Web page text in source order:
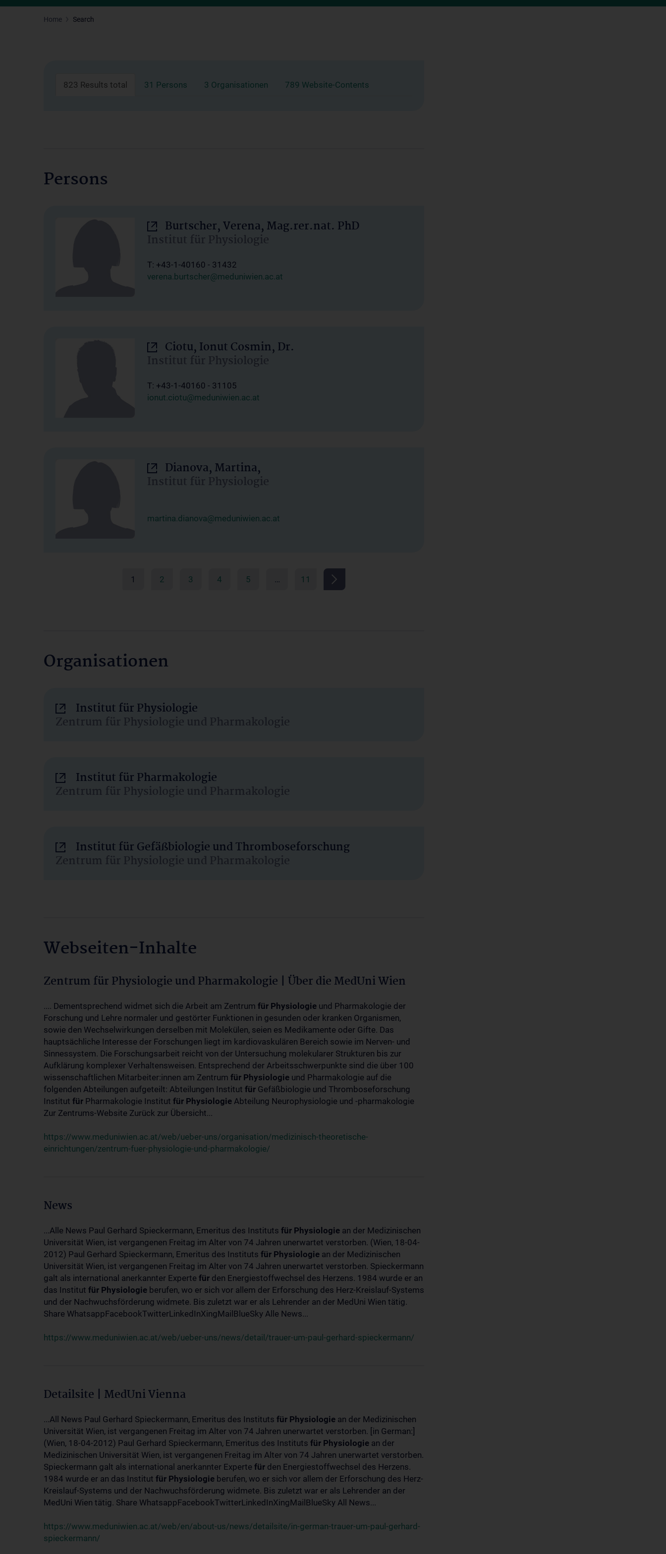
Home Search
823 Results total 31 Persons 3 Organisationen 789 Website-Contents
Persons
Burtscher, Verena, Mag.rer.nat. PhD
Institut für Physiologie
T: +43-1-40160 - 31432
verena.burtscher@meduniwien.ac.at
Ciotu, Ionut Cosmin, Dr.
Institut für Physiologie
T: +43-1-40160 - 31105
ionut.ciotu@meduniwien.ac.at
Dianova, Martina,
Institut für Physiologie
martina.dianova@meduniwien.ac.at
1 2 3 4 5 … 11
Organisationen
Institut für Physiologie
Zentrum für Physiologie und Pharmakologie
Institut für Pharmakologie
Zentrum für Physiologie und Pharmakologie
Institut für Gefäßbiologie und Thromboseforschung
Zentrum für Physiologie und Pharmakologie
Webseiten-Inhalte
Zentrum für Physiologie und Pharmakologie | Über die MedUni Wien
.... Dementsprechend widmet sich die Arbeit am Zentrum für Physiologie und Pharmakologie der
Forschung und Lehre normaler und gestörter Funktionen in gesunden oder kranken Organismen,
sowie den Wechselwirkungen derselben mit Molekülen, seien es Medikamente oder Gifte. Das
hauptsächliche Interesse der Forschungen liegt im kardiovaskulären Bereich sowie im Nerven- und
Sinnessystem. Die Forschungsarbeit reicht von der Untersuchung molekularer Strukturen bis zur
Aufklärung komplexer Verhaltensweisen. Entsprechend der Arbeitsschwerpunkte sind die über 100
wissenschaftlichen Mitarbeiter:innen am Zentrum für Physiologie und Pharmakologie auf die
folgenden Abteilungen aufgeteilt: Abteilungen Institut für Gefäßbiologie und Thromboseforschung
Institut für Pharmakologie Institut für Physiologie Abteilung Neurophysiologie und -pharmakologie
Zur Zentrums-Website Zurück zur Übersicht...
https://www.meduniwien.ac.at/web/ueber-uns/organisation/medizinisch-theoretische-
einrichtungen/zentrum-fuer-physiologie-und-pharmakologie/
News
...Alle News Paul Gerhard Spieckermann, Emeritus des Instituts für Physiologie an der Medizinischen
Universität Wien, ist vergangenen Freitag im Alter von 74 Jahren unerwartet verstorben. (Wien, 18-04-
2012) Paul Gerhard Spieckermann, Emeritus des Instituts für Physiologie an der Medizinischen
Universität Wien, ist vergangenen Freitag im Alter von 74 Jahren unerwartet verstorben. Spieckermann
galt als international anerkannter Experte für den Energiestoffwechsel des Herzens. 1984 wurde er an
das Institut für Physiologie berufen, wo er sich vor allem der Erforschung des Herz-Kreislauf-Systems
und der Nachwuchsförderung widmete. Bis zuletzt war er als Lehrender an der MedUni Wien tätig.
Share WhatsappFacebookTwitterLinkedInXingMailBlueSky Alle News...
https://www.meduniwien.ac.at/web/ueber-uns/news/detail/trauer-um-paul-gerhard-spieckermann/
Detailsite | MedUni Vienna
...All News Paul Gerhard Spieckermann, Emeritus des Instituts für Physiologie an der Medizinischen
Universität Wien, ist vergangenen Freitag im Alter von 74 Jahren unerwartet verstorben. [in German:]
(Wien, 18-04-2012) Paul Gerhard Spieckermann, Emeritus des Instituts für Physiologie an der
Medizinischen Universität Wien, ist vergangenen Freitag im Alter von 74 Jahren unerwartet verstorben.
Spieckermann galt als international anerkannter Experte für den Energiestoffwechsel des Herzens.
1984 wurde er an das Institut für Physiologie berufen, wo er sich vor allem der Erforschung des Herz-
Kreislauf-Systems und der Nachwuchsförderung widmete. Bis zuletzt war er als Lehrender an der
MedUni Wien tätig. Share WhatsappFacebookTwitterLinkedInXingMailBlueSky All News...
https://www.meduniwien.ac.at/web/en/about-us/news/detailsite/in-german-trauer-um-paul-gerhard-
spieckermann/